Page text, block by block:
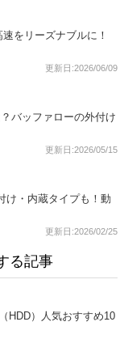
をリーズナブルに！
更新日:2026/06/09
バッファローの外付け
更新日:2026/05/15
け・内蔵タイプも！動
更新日:2026/02/25
る記事
HDD）人気おすすめ10